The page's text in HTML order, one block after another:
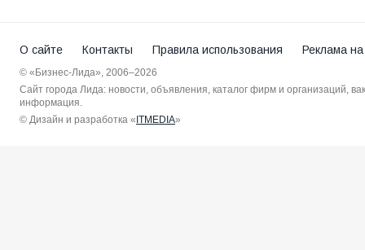
О сайте Контакты Правила использования Реклама
© «Бизнес-Лида», 2006–2026
Сайт города Лида: новости, объявления, каталог фирм и организаций,
информация.
© Дизайн и разработка «ITMEDIA»